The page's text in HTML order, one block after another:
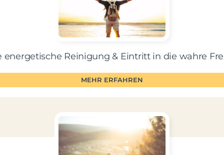
energetische Reinigung & Eintritt in die wahre
MEHR ERFAHREN